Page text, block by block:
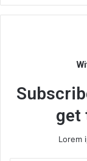
get
Lorem